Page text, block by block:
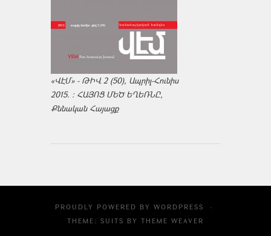
«ՎԷՄ» - ԹԻՎ 2 (50), Ապրիլ-Հունիս
2015. : ՀԱՅՈՑ ՄԵԾ ԵՂԵՌՆԸ,
Քննական Հայացք
PROUDLY POWERED BY WORDPRESS
·
THEME: SUITS BY THEME WEAVER